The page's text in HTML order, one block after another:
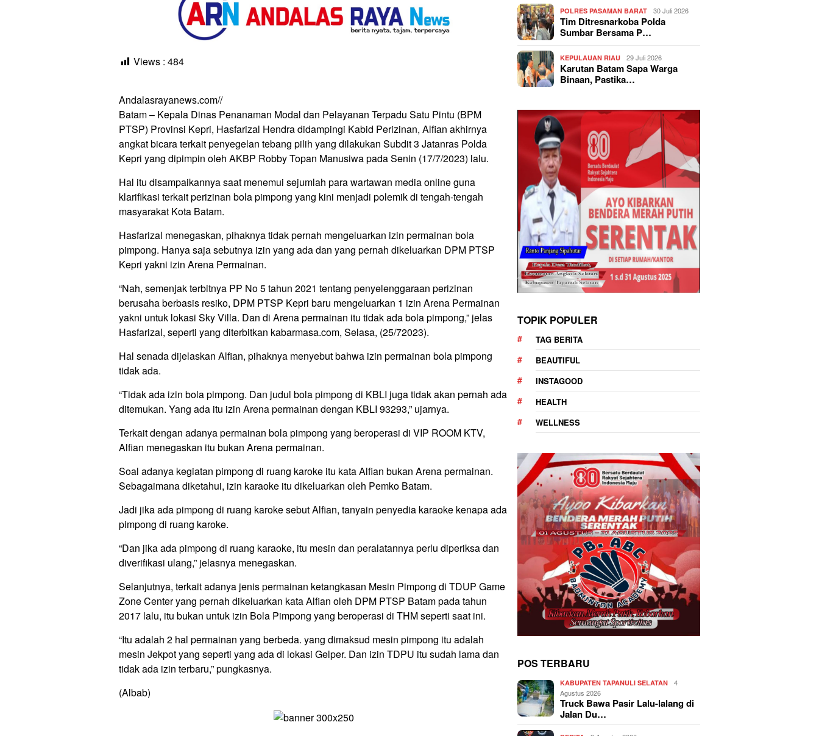
Views : 484
Andalasrayanews.com//
Batam – Kepala Dinas Penanaman Modal dan Pelayanan Terpadu Satu Pintu (BPM
PTSP) Provinsi Kepri, Hasfarizal Hendra didampingi Kabid Perizinan, Alfian akhirnya
angkat bicara terkait penyegelan tebang pilih yang dilakukan Subdit 3 Jatanras Polda
Kepri yang dipimpin oleh AKBP Robby Topan Manusiwa pada Senin (17/7/2023) lalu.
Hal itu disampaikannya saat menemui sejumlah para wartawan media online guna
klarifikasi terkait perizinan bola pimpong yang kini menjadi polemik di tengah-tengah
masyarakat Kota Batam.
Hasfarizal menegaskan, pihaknya tidak pernah mengeluarkan izin permainan bola
pimpong. Hanya saja sebutnya izin yang ada dan yang pernah dikeluarkan DPM PTSP
Kepri yakni izin Arena Permainan.
“Nah, semenjak terbitnya PP No 5 tahun 2021 tentang penyelenggaraan perizinan
berusaha berbasis resiko, DPM PTSP Kepri baru mengeluarkan 1 izin Arena Permainan
yakni untuk lokasi Sky Villa. Dan di Arena permainan itu tidak ada bola pimpong,” jelas
Hasfarizal, seperti yang diterbitkan kabarmasa.com, Selasa, (25/72023).
Hal senada dijelaskan Alfian, pihaknya menyebut bahwa izin permainan bola pimpong
tidak ada.
“Tidak ada izin bola pimpong. Dan judul bola pimpong di KBLI juga tidak akan pernah ada
ditemukan. Yang ada itu izin Arena permainan dengan KBLI 93293,” ujarnya.
Terkait dengan adanya permainan bola pimpong yang beroperasi di VIP ROOM KTV,
Alfian menegaskan itu bukan Arena permainan.
Soal adanya kegiatan pimpong di ruang karoke itu kata Alfian bukan Arena permainan.
Sebagaimana diketahui, izin karaoke itu dikeluarkan oleh Pemko Batam.
Jadi jika ada pimpong di ruang karoke sebut Alfian, tanyain penyedia karaoke kenapa ada
pimpong di ruang karoke.
“Dan jika ada pimpong di ruang karaoke, itu mesin dan peralatannya perlu diperiksa dan
diverifikasi ulang,” jelasnya menegaskan.
Selanjutnya, terkait adanya jenis permainan ketangkasan Mesin Pimpong di TDUP Game
Zone Center yang pernah dikeluarkan kata Alfian oleh DPM PTSP Batam pada tahun
2017 lalu, itu bukan untuk izin Bola Pimpong yang beroperasi di THM seperti saat ini.
“Itu adalah 2 hal permainan yang berbeda. yang dimaksud mesin pimpong itu adalah
mesin Jekpot yang seperti yang ada di lokasi Gelper. Dan izin TDPU itu sudah lama dan
tidak ada izin terbaru,” pungkasnya.
(Albab)
POLRES PASAMAN BARAT 30 Juli 2026
Tim Ditresnarkoba Polda
Sumbar Bersama P…
KEPULAUAN RIAU 29 Juli 2026
Karutan Batam Sapa Warga
Binaan, Pastika…
TOPIK POPULER
TAG BERITA
BEAUTIFUL
INSTAGOOD
HEALTH
WELLNESS
POS TERBARU
KABUPATEN TAPANULI SELATAN
4
Agustus 2026
Truck Bawa Pasir Lalu-lalang di
Jalan Du…